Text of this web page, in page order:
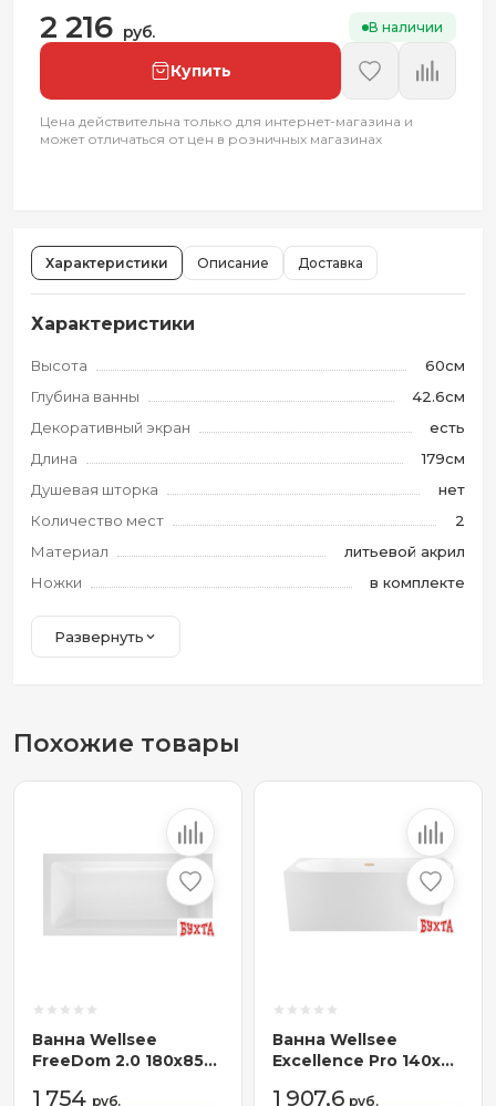
2 216 руб. В наличии
Купить
Цена действительна только для интернет-магазина и
может отличаться от цен в розничных магазинах
Характеристики Описание Доставка
Характеристики
Высота
60см
Глубина ванны
42.6см
Декоративный экран
есть
Длина
179см
Душевая шторка
нет
Количество мест
2
Материал
литьевой акрил
Ножки
в комплекте
Развернуть
Похожие товары
Ванна Wellsee
FreeDom 2.0 180x85
1 754 руб.
Ванна Wellsee
Excellence Pro 140x70
1 907,6 руб.